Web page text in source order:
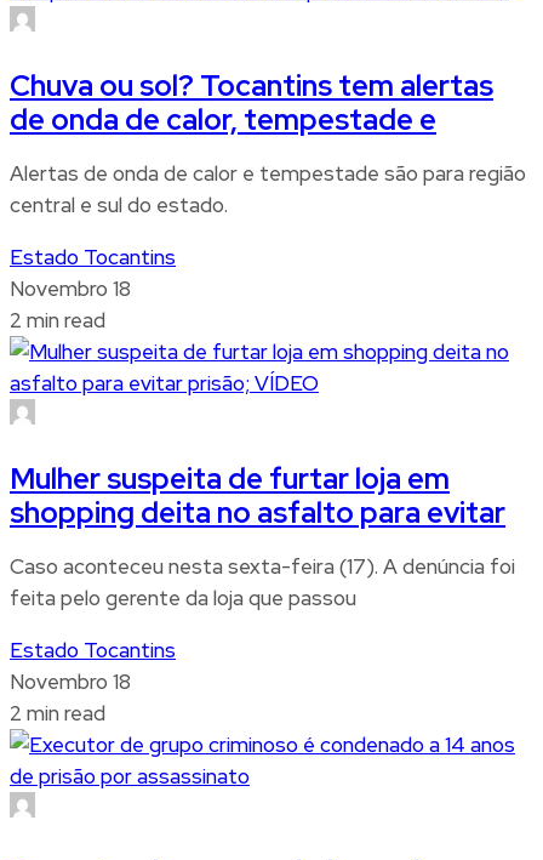
Chuva ou sol? Tocantins tem alertas
de onda de calor, tempestade e
Alertas de onda de calor e tempestade são para região
central e sul do estado.
Estado Tocantins
Novembro 18
2 min read
Mulher suspeita de furtar loja em
shopping deita no asfalto para evitar
Caso aconteceu nesta sexta-feira (17). A denúncia foi
feita pelo gerente da loja que passou
Estado Tocantins
Novembro 18
2 min read